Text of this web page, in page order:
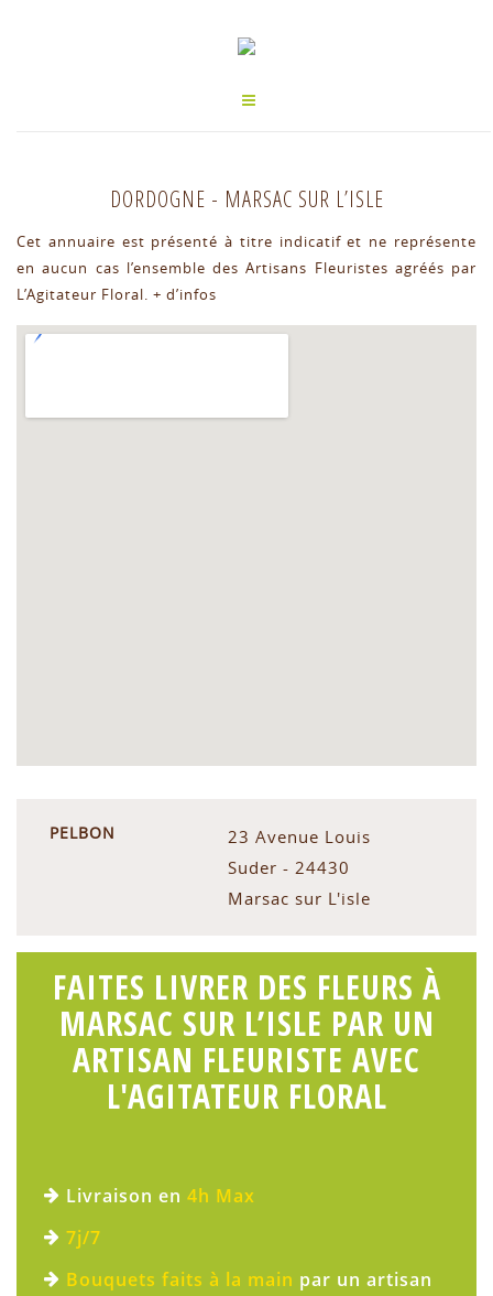
DORDOGNE - MARSAC SUR L’ISLE
Cet annuaire est présenté à titre indicatif et ne représente
en aucun cas l’ensemble des Artisans Fleuristes agréés par
L’Agitateur Floral. + d’infos
PELBON
23 Avenue Louis
Suder - 24430
Marsac sur L'isle
FAITES LIVRER DES FLEURS À
MARSAC SUR L’ISLE PAR UN
ARTISAN FLEURISTE AVEC
L'AGITATEUR FLORAL
Livraison en 4h Max
7j/7
Bouquets faits à la main par un artisan